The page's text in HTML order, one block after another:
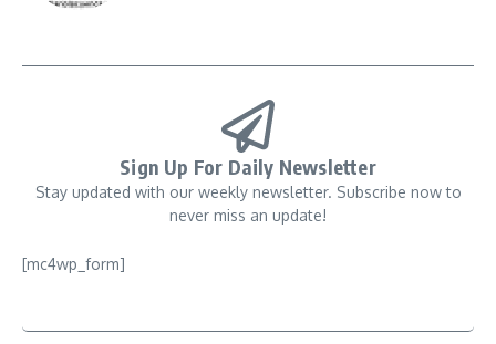
Sign Up For Daily Newsletter
Stay updated with our weekly newsletter. Subscribe now to
never miss an update!
[mc4wp_form]